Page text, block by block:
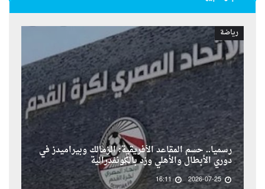
رياضة
رسمياً.. حسم المقاعد الأفريقية: الزمالك وبيراميدز في
دوري الأبطال والأهلي وزد بالكونفدرالية
2026-07-25
16:11